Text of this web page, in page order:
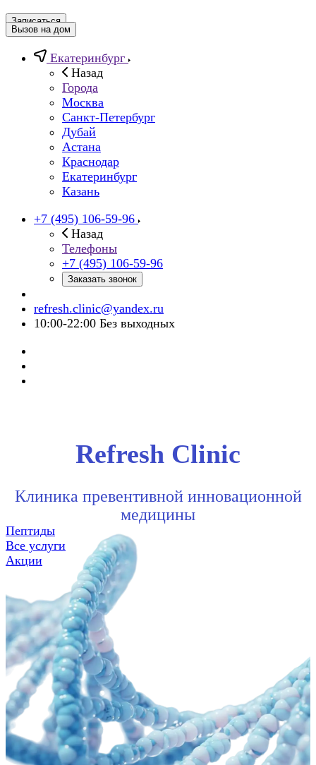
Записаться
Вызов на дом
Екатеринбург
Назад
Города
Москва
Санкт-Петербург
Дубай
Астана
Краснодар
Екатеринбург
Казань
+7 (495) 106-59-96
Назад
Телефоны
+7 (495) 106-59-96
Заказать звонок
refresh.clinic@yandex.ru
10:00-22:00 Без выходных
Refresh Clinic
Клиника превентивной инновационной
медицины
Пептиды
Все услуги
Акции